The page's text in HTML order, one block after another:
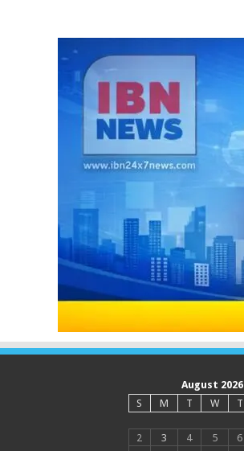
August 2026
S
M T W T
2
3 4 5 6